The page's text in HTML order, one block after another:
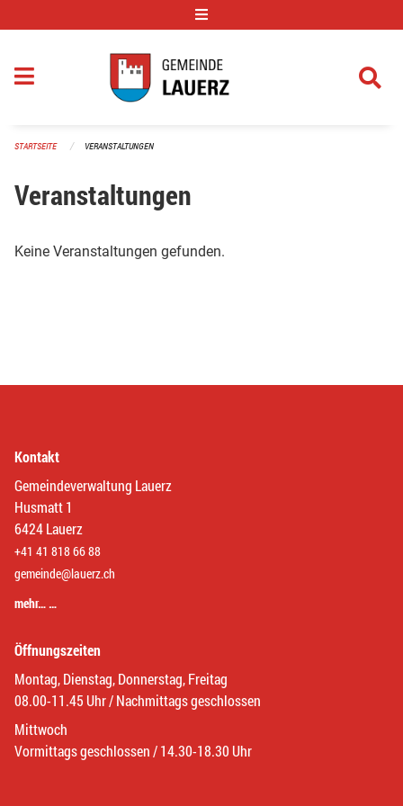
STARTSEITE VERANSTALTUNGEN
Veranstaltungen
Keine Veranstaltungen gefunden.
Kontakt
Gemeindeverwaltung Lauerz
Husmatt 1
6424 Lauerz
+41 41 818 66 88
gemeinde@lauerz.ch
mehr… …
Öffnungszeiten
Montag, Dienstag, Donnerstag, Freitag
08.00-11.45 Uhr / Nachmittags geschlossen
Mittwoch
Vormittags geschlossen / 14.30-18.30 Uhr